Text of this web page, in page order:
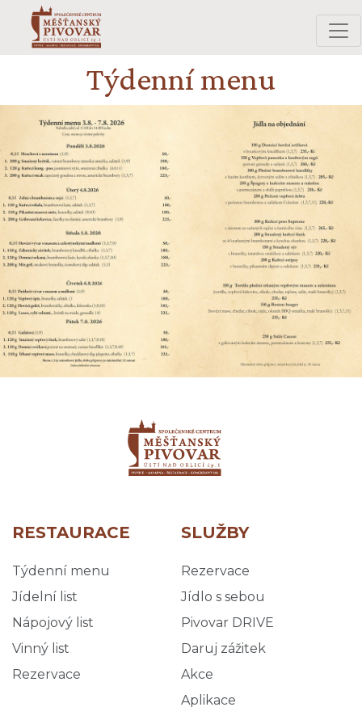
Týdenní menu
RESTAURACE
Týdenní menu
Jídelní list
Nápojový list
Vinný list
Rezervace
SLUŽBY
Rezervace
Jídlo s sebou
Pivovar DRIVE
Daruj zážitek
Akce
Aplikace